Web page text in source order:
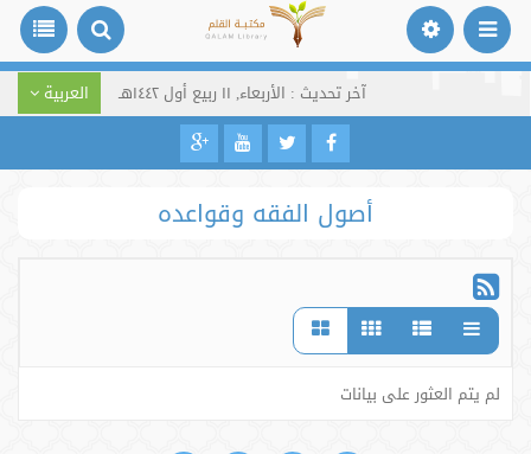
آخر تحديث : الأربعاء, ١١ ربيع أول ١٤٤٢هـ العربية
أصول الفقه وقواعده
لم يتم العثور على بيانات